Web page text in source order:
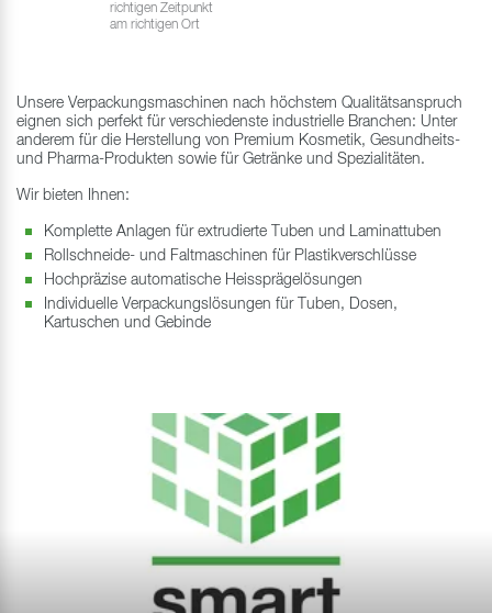
richtigen Zeitpunkt
am richtigen Ort
Unsere Verpackungsmaschinen nach höchstem Qualitätsanspruch
eignen sich perfekt für verschiedenste industrielle Branchen: Unter
anderem für die Herstellung von Premium Kosmetik, Gesundheits-
und Pharma-Produkten sowie für Getränke und Spezialitäten.
Wir bieten Ihnen:
Komplette Anlagen für extrudierte Tuben und Laminattuben
Rollschneide- und Faltmaschinen für Plastikverschlüsse
Hochpräzise automatische Heissprägelösungen
Individuelle Verpackungslösungen für Tuben, Dosen,
Kartuschen und Gebinde